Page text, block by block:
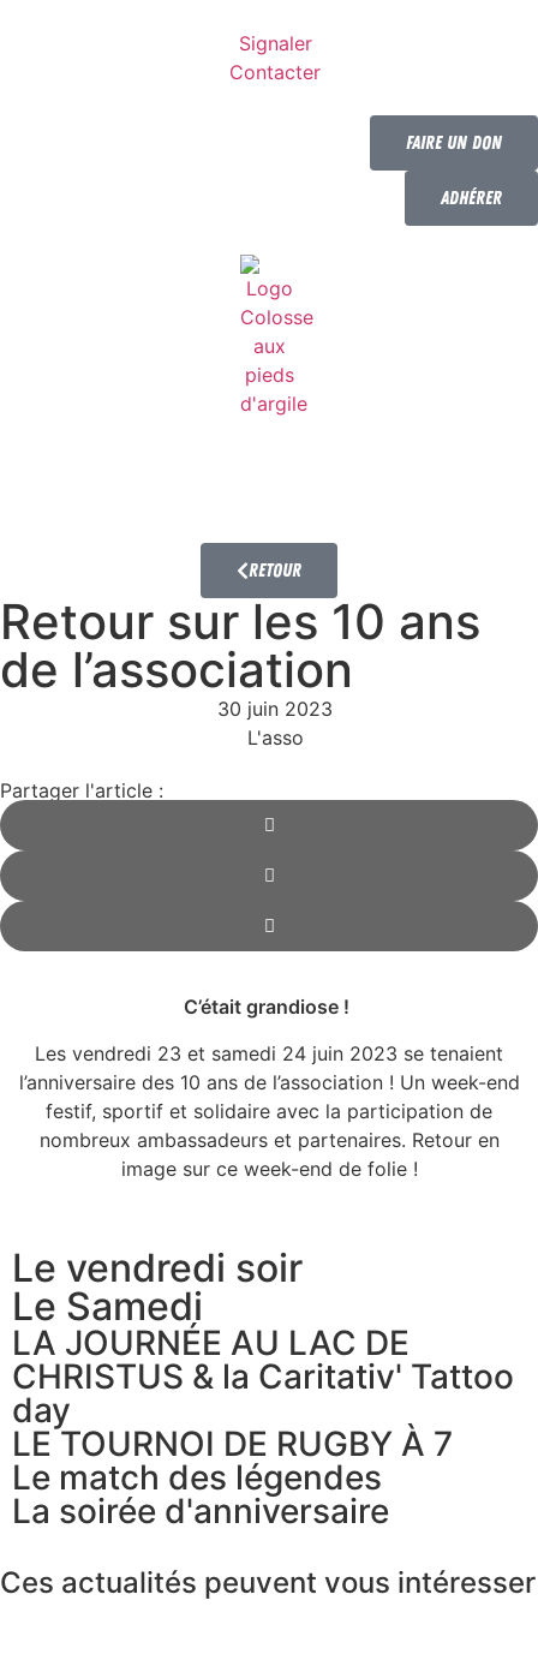
Signaler
Contacter
Faire un don
Adhérer
Retour
Retour sur les 10 ans
de l’association
30 juin 2023
L'asso
Partager l'article :
C’était grandiose !
Les vendredi 23 et samedi 24 juin 2023 se tenaient
l’anniversaire des 10 ans de l’association ! Un week-end
festif, sportif et solidaire avec la participation de
nombreux ambassadeurs et partenaires. Retour en
image sur ce week-end de folie !
Le vendredi soir
Le Samedi
LA JOURNÉE AU LAC DE
CHRISTUS & la Caritativ' Tattoo
day
LE TOURNOI DE RUGBY À 7
Le match des légendes
La soirée d'anniversaire
Ces actualités peuvent vous intéresser